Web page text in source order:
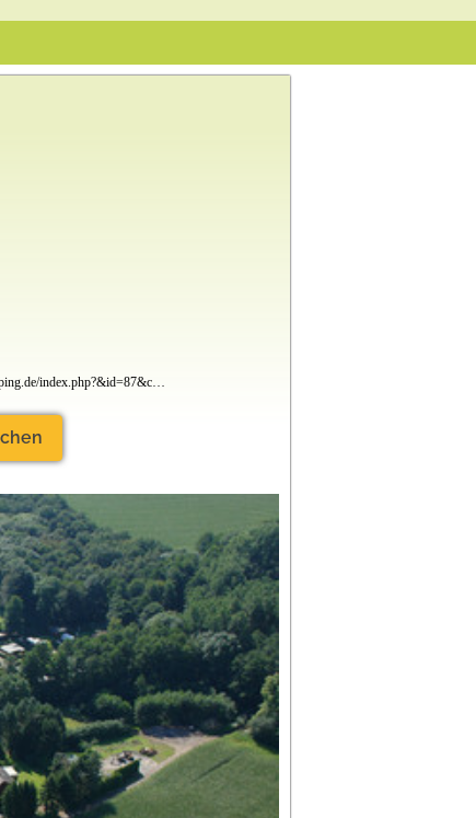
www.haard-camping.de/index.php?&id=87&cat=4